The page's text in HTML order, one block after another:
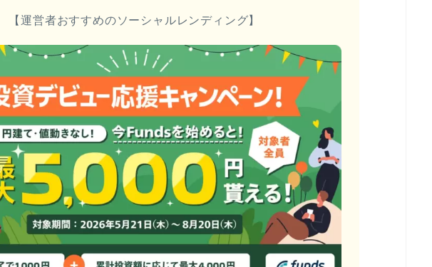
【運営者おすすめのソーシャルレンディング】